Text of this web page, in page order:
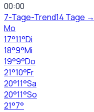
00:00
7-Tage-Trend14 Tage →
Mo
17°11°Di
18°9°Mi
19°9°Do
21°10°Fr
20°11°Sa
20°11°So
21°7°